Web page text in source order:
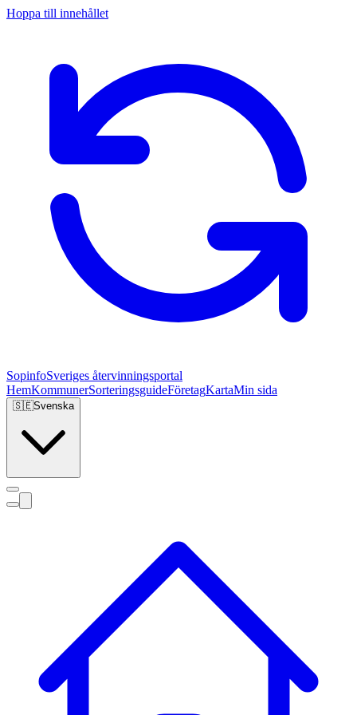
Hoppa till innehållet
SopinfoSveriges återvinningsportal
HemKommunerSorteringsguideFöretagKartaMin sida
🇸🇪Svenska